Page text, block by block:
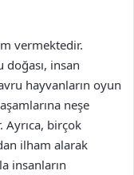
vermektedir.
doğası, insan
hayvanların oyun
neşe
birçok
ilham alarak
insanların